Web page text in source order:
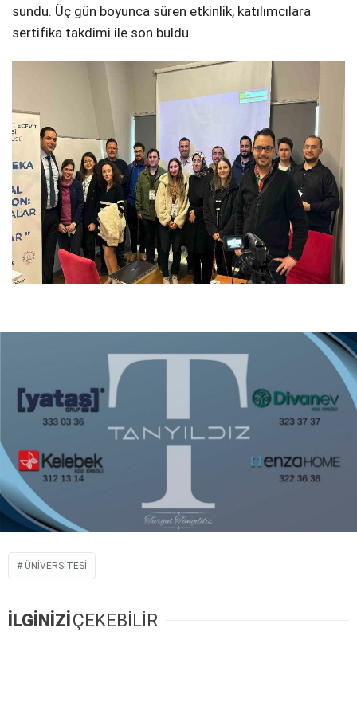
sundu. Üç gün boyunca süren etkinlik, katılımcılara
sertifika takdimi ile son buldu.
ÜNİVERSİTESİ
İLGİNİZİÇEKEBİLİR